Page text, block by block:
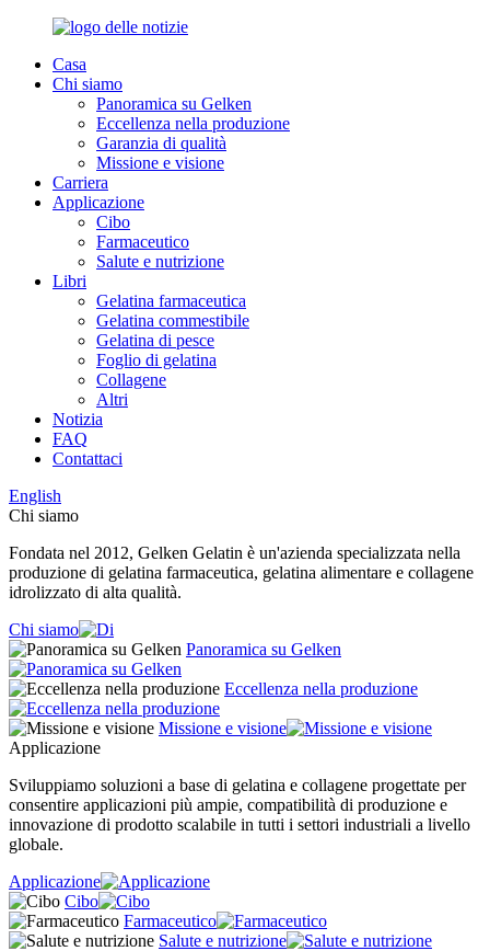
Casa
Chi siamo
Panoramica su Gelken
Eccellenza nella produzione
Garanzia di qualità
Missione e visione
Carriera
Applicazione
Cibo
Farmaceutico
Salute e nutrizione
Libri
Gelatina farmaceutica
Gelatina commestibile
Gelatina di pesce
Foglio di gelatina
Collagene
Altri
Notizia
FAQ
Contattaci
English
Chi siamo
Fondata nel 2012, Gelken Gelatin è un'azienda specializzata nella
produzione di gelatina farmaceutica, gelatina alimentare e collagene
idrolizzato di alta qualità.
Chi siamo
Panoramica su Gelken
Eccellenza nella produzione
Missione e visione
Applicazione
Sviluppiamo soluzioni a base di gelatina e collagene progettate per
consentire applicazioni più ampie, compatibilità di produzione e
innovazione di prodotto scalabile in tutti i settori industriali a livello
globale.
Applicazione
Cibo
Farmaceutico
Salute e nutrizione